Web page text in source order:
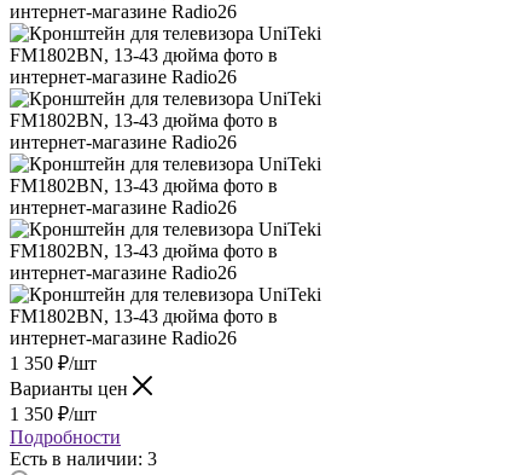
1 350 ₽/шт
Варианты цен
1 350 ₽/шт
Подробности
Есть в наличии: 3